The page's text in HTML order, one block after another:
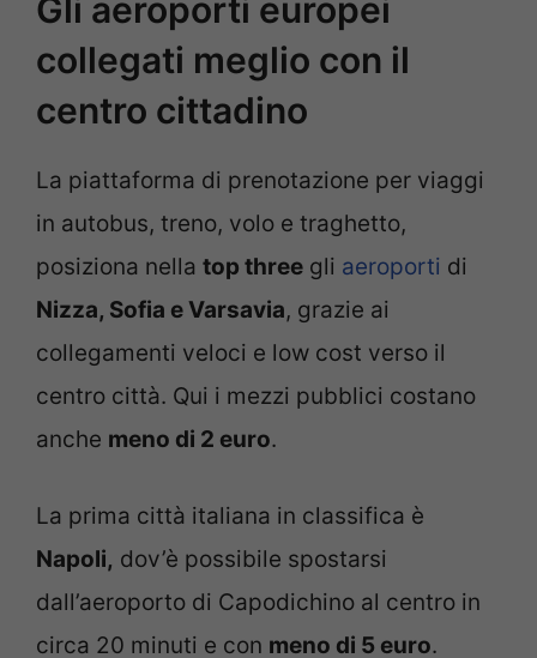
Gli aeroporti europei
collegati meglio con il
centro cittadino
La piattaforma di prenotazione per viaggi
in autobus, treno, volo e traghetto,
posiziona nella top three gli aeroporti di
Nizza, Sofia e Varsavia, grazie ai
collegamenti veloci e low cost verso il
centro città. Qui i mezzi pubblici costano
anche meno di 2 euro.
La prima città italiana in classifica è
Napoli, dov’è possibile spostarsi
dall’aeroporto di Capodichino al centro in
circa 20 minuti e con meno di 5 euro.